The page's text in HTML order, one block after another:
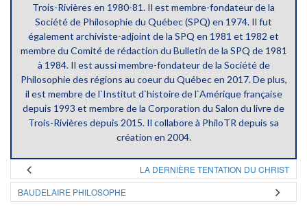
Trois-Rivières en 1980-81. Il est membre-fondateur de la
Société de Philosophie du Québec (SPQ) en 1974. Il fut
également archiviste-adjoint de la SPQ en 1981 et 1982 et
membre du Comité de rédaction du Bulletin de la SPQ de 1981
à 1984. Il est aussi membre-fondateur de la Société de
Philosophie des régions au coeur du Québec en 2017. De plus,
il est membre de l`Institut d`histoire de l`Amérique française
depuis 1993 et membre de la Corporation du Salon du livre de
Trois-Rivières depuis 2015. Il collabore à PhiloTR depuis sa
création en 2004.
LA DERNIÈRE TENTATION DU CHRIST
BAUDELAIRE PHILOSOPHE